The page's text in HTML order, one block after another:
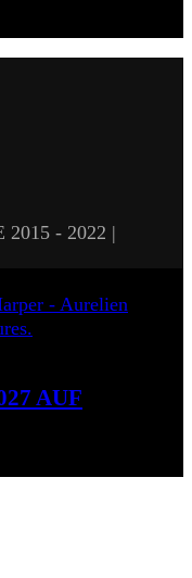
- 2022 |
AUF